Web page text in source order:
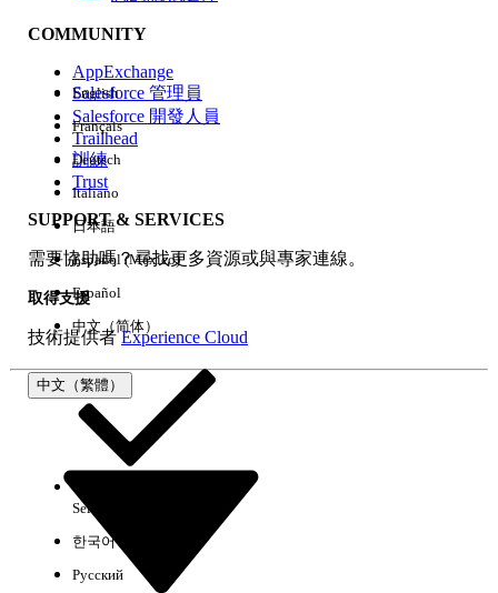
經驗
COMMUNITY
AppExchange
Salesforce 管理員
Salesforce 開發人員
Trailhead
訓練
Trust
SUPPORT & SERVICES
需要協助嗎？尋找更多資源或與專家連線。
取得支援
技術提供者Experience Cloud
中文（繁體）
English
Français
Deutsch
Italiano
日本語
Español (México)
Español
中文（简体）
Select Org
한국어
Русский